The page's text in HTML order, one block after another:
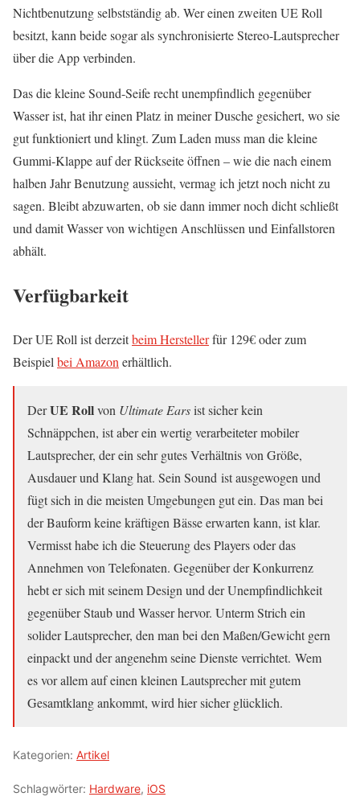
Nichtbenutzung selbstständig ab. Wer einen zweiten UE Roll
besitzt, kann beide sogar als synchronisierte Stereo-Lautsprecher
über die App verbinden.
Das die kleine Sound-Seife recht unempfindlich gegenüber
Wasser ist, hat ihr einen Platz in meiner Dusche gesichert, wo sie
gut funktioniert und klingt. Zum Laden muss man die kleine
Gummi-Klappe auf der Rückseite öffnen – wie die nach einem
halben Jahr Benutzung aussieht, vermag ich jetzt noch nicht zu
sagen. Bleibt abzuwarten, ob sie dann immer noch dicht schließt
und damit Wasser von wichtigen Anschlüssen und Einfallstoren
abhält.
Verfügbarkeit
Der UE Roll ist derzeitbeim Herstellerfür 129€ oder zum
Beispiel bei Amazon erhältlich.
DerUE Rollvon Ultimate Earsist sicher kein
Schnäppchen, ist aber ein wertig verarbeiteter mobiler
Lautsprecher, der ein sehr gutes Verhältnis von Größe,
Ausdauer und Klang hat. Sein Sound ist ausgewogen und
fügt sich in die meisten Umgebungen gut ein. Das man bei
der Bauform keine kräftigen Bässe erwarten kann, ist klar.
Vermisst habe ich die Steuerung des Players oder das
Annehmen von Telefonaten. Gegenüber der Konkurrenz
hebt er sich mit seinem Design und der Unempfindlichkeit
gegenüber Staub und Wasser hervor. Unterm Strich ein
solider Lautsprecher, den man bei den Maßen/Gewicht gern
einpackt und der angenehm seine Dienste verrichtet. Wem
es vor allem auf einen kleinen Lautsprecher mit gutem
Gesamtklang ankommt, wird hier sicher glücklich.
Kategorien: Artikel
Schlagwörter: Hardware, iOS